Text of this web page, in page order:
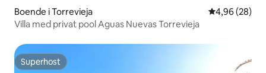
Boende i Torrevieja 4,96 av 5 i
4,96 (28)
Villa med privat pool Aguas Nuevas Torrevieja
Superhost
Superhost